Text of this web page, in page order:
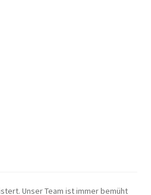
Unser Team ist immer bemüht